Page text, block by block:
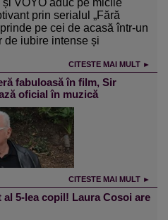
VOYO aduc pe micile
prin serialul „Fără
pe cei de acasă într-un
de iubire intense și
CITESTE MAI MULT ►
fabuloasă în film, Sir
oficial în muzică
CITESTE MAI MULT ►
5-lea copil! Laura Cosoi are